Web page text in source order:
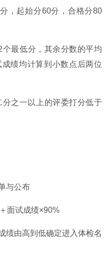
，起始分60分，合格分80
最低分，其余分数的平均
绩均计算到小数点后两位
之一以上的评委打分低于
与公布
面试成绩×90%
绩由高到低确定进入体检名